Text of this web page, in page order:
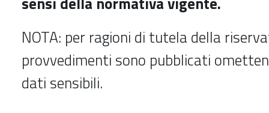
NOTA: per ragioni di tutela della
provvedimenti sono pubblicati
dati sensibili.